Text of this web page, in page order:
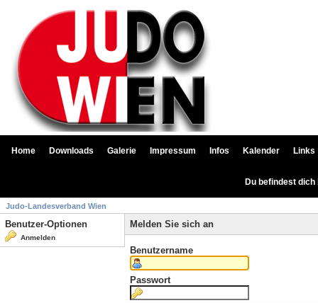
Home Downloads Galerie Impressum Infos Kalender Links
Du befindest
Judo-Landesverband Wien
Benutzer-Optionen
Anmelden
Melden Sie sich an
Benutzername
Passwort